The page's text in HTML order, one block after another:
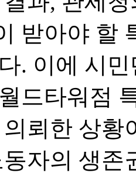
받아야 할
. 이에 시
드타워점
뢰한 상황
자의 생존